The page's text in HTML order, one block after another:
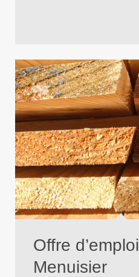
Offre d’emploi
Menuisier